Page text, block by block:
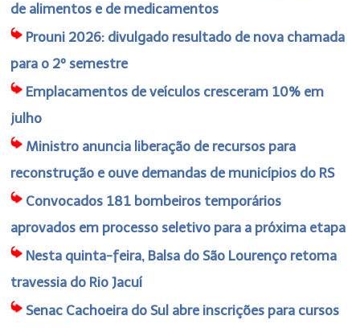
de alimentos e de medicamentos
Prouni 2026: divulgado resultado de nova chamada
para o 2º semestre
Emplacamentos de veículos cresceram 10% em
julho
Ministro anuncia liberação de recursos para
reconstrução e ouve demandas de municípios do RS
Convocados 181 bombeiros temporários
aprovados em processo seletivo para a próxima etapa
Nesta quinta-feira, Balsa do São Lourenço retoma
travessia do Rio Jacuí
Senac Cachoeira do Sul abre inscrições para cursos